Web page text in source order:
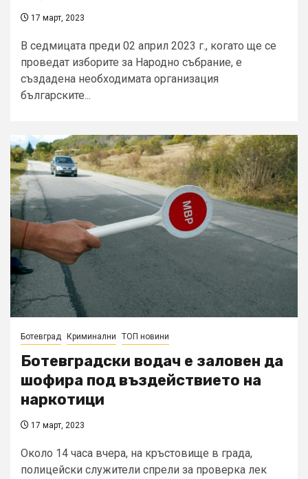
17 март, 2023
В седмицата преди 02 април 2023 г., когато ще се
проведат изборите за Народно събрание, е
създадена необходимата организация
българските...
Ботевград Криминални ТОП новини
Ботевградски водач е заловен да
шофира под въздействието на
наркотици
17 март, 2023
Около 14 часа вчера, на кръстовище в града,
полицейски служители спрели за проверка лек